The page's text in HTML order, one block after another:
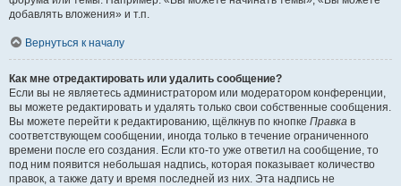
добавлять вложения» и т.п.
Вернуться к началу
Как мне отредактировать или удалить сообщение?
Если вы не являетесь администратором или модератором конференции,
вы можете редактировать и удалять только свои собственные сообщения.
Вы можете перейти к редактированию, щёлкнув по кнопке Правка в
соответствующем сообщении, иногда только в течение ограниченного
времени после его создания. Если кто-то уже ответил на сообщение, то
под ним появится небольшая надпись, которая показывает количество
правок, а также дату и время последней из них. Эта надпись не